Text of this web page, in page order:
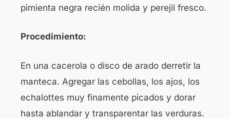
pimienta negra recién molida y perejil fresco.
Procedimiento:
En una cacerola o disco de arado derretir la
manteca. Agregar las cebollas, los ajos, los
echalottes muy finamente picados y dorar
hasta ablandar y transparentar las verduras.